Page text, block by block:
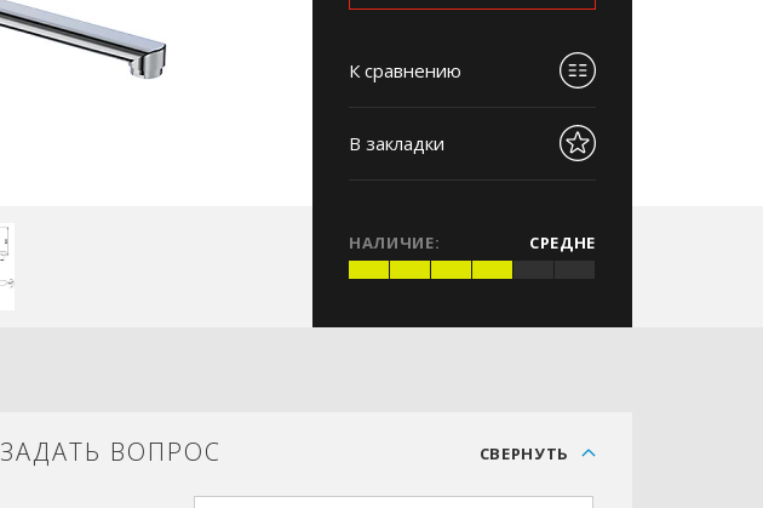
К сравнению
В закладки
НАЛИЧИЕ: СРЕДНЕ
ЗАДАТЬ ВОПРОС СВЕРНУТЬ